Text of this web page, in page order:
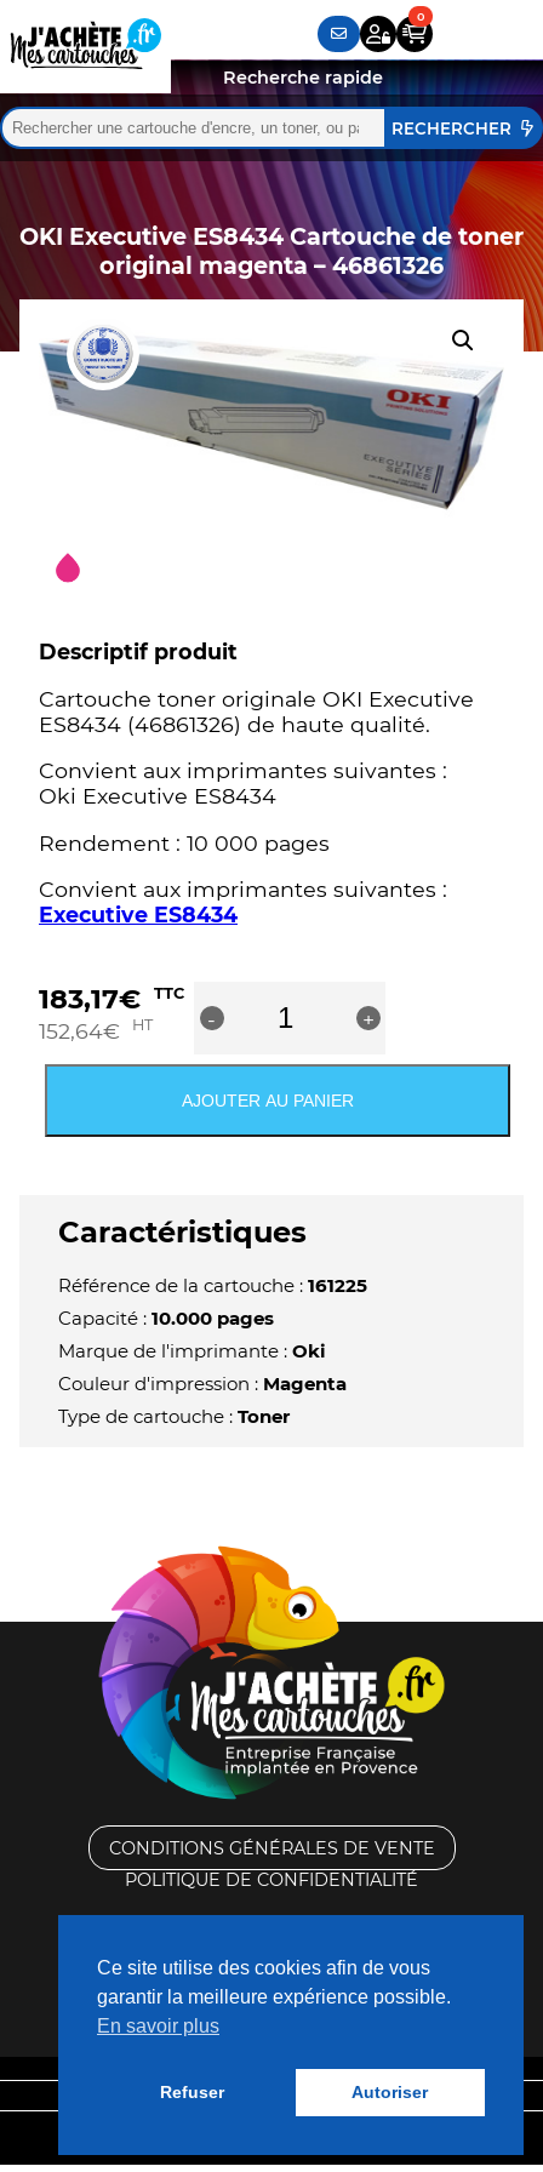
Rechercher :
Quand les résultats de l'auto-complétion sont
Recherche rapide
OKI Executive ES8434 Cartouche de toner
original magenta – 46861326
Descriptif produit
Cartouche toner originale OKI Executive
ES8434 (46861326) de haute qualité.
Convient aux imprimantes suivantes :
Oki Executive ES8434
Rendement : 10 000 pages
Convient aux imprimantes suivantes :
Executive ES8434
183,17€ TTC
152,64€ HT -
Executive
ES8434
magenta
-
46861326
+
AJOUTER AU PANIER
Caractéristiques
Référence de la cartouche : 161225
Capacité : 10.000 pages
Marque de l'imprimante : Oki
Couleur d'impression : Magenta
Type de cartouche : Toner
CONDITIONS GÉNÉRALES DE VENTE
POLITIQUE DE CONFIDENTIALITÉ
CONTACTEZ-NOUS
Mentions légales
Ce site utilise des cookies afin de vous
garantir la meilleure expérience possible.
En savoir plus
Refuser Autoriser